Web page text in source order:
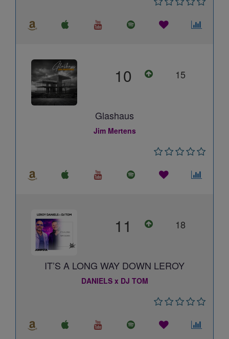
10 15
Glashaus
Jim Mertens
11 18
IT’S A LONG WAY DOWN LEROY
DANIELS x DJ TOM